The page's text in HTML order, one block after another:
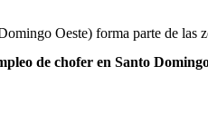
Oeste) forma parte de las
de chofer en Santo